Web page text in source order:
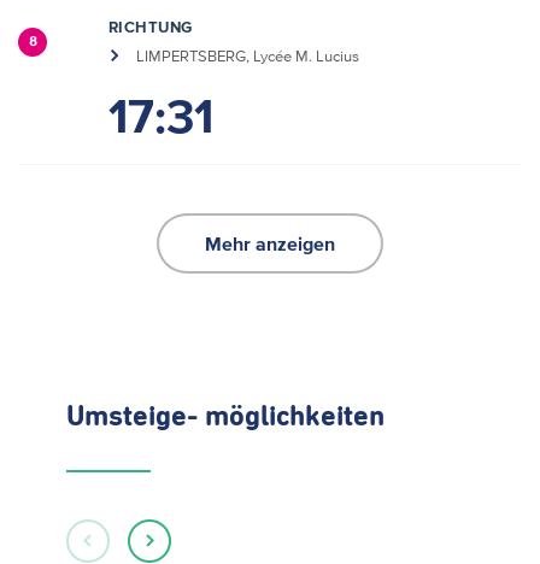
8
RICHTUNG
LIMPERTSBERG, Lycée M. Lucius
17:31
Mehr anzeigen
Umsteige- möglichkeiten